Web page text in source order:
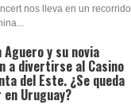
nos lleva en un recorrido
Aguero y su novia
a divertirse al Casino
del Este. ¿Se queda
Uruguay?